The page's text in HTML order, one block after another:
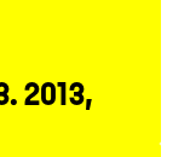
2013,